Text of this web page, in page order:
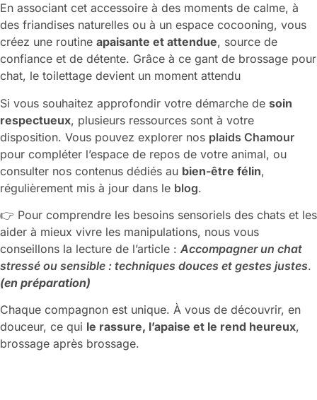
En associant cet accessoire à des moments de calme, à
des friandises naturelles ou à un espace cocooning, vous
créez une routine apaisante et attendue, source de
confiance et de détente. Grâce à ce gant de brossage pour
chat, le toilettage devient un moment attendu
Si vous souhaitez approfondir votre démarche de soin
respectueux, plusieurs ressources sont à votre
disposition. Vous pouvez explorer nos plaids Chamour
pour compléter l’espace de repos de votre animal, ou
consulter nos contenus dédiés au bien-être félin,
régulièrement mis à jour dans le blog.
👉 Pour comprendre les besoins sensoriels des chats et les
aider à mieux vivre les manipulations, nous vous
conseillons la lecture de l’article : Accompagner un chat
stressé ou sensible : techniques douces et gestes justes.
(en préparation)
Chaque compagnon est unique. À vous de découvrir, en
douceur, ce qui le rassure, l’apaise et le rend heureux,
brossage après brossage.